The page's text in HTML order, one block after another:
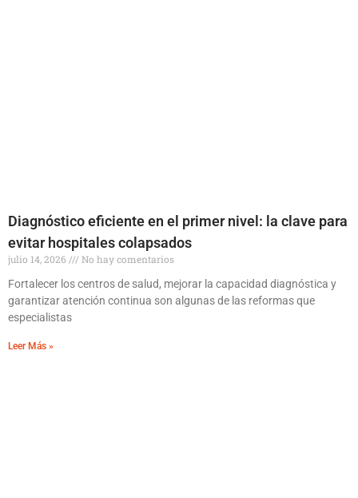
Diagnóstico eficiente en el primer nivel: la clave para
evitar hospitales colapsados
julio 14, 2026
No hay comentarios
Fortalecer los centros de salud, mejorar la capacidad diagnóstica y
garantizar atención continua son algunas de las reformas que
especialistas
Leer Más »